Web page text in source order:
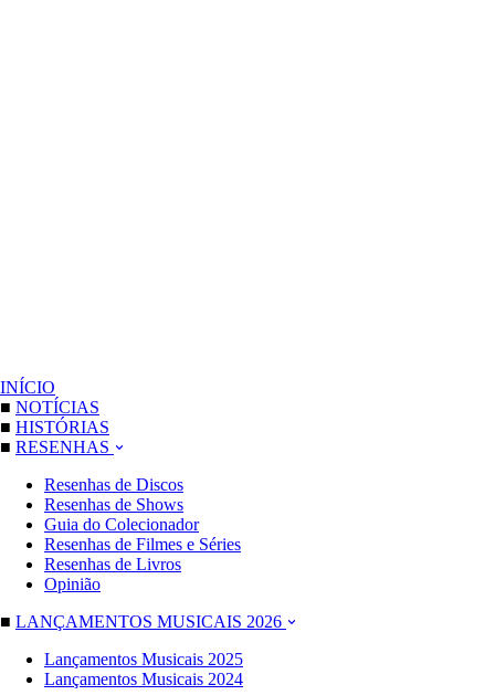
INÍCIO
■ NOTÍCIAS
■ HISTÓRIAS
■ RESENHAS
Resenhas de Discos
Resenhas de Shows
Guia do Colecionador
Resenhas de Filmes e Séries
Resenhas de Livros
Opinião
■ LANÇAMENTOS MUSICAIS 2026
Lançamentos Musicais 2025
Lançamentos Musicais 2024